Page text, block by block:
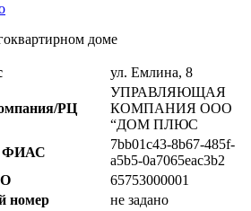
доме
ул. Емлина, 8
РЦ
УПРАВЛЯЮЩАЯ
КОМПАНИЯ ООО
“ДОМ ПЛЮС
ФИАС
7bb01c43-8b67-485f-
a5b5-0a7065eac3b2
65753000001
номер
не задано